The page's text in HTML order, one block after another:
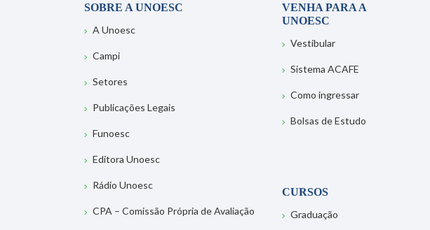
SOBRE A UNOESC
A Unoesc
Campi
Setores
Publicações Legais
Funoesc
Editora Unoesc
Rádio Unoesc
CPA – Comissão Própria de Avaliação
VENHA PARA A
UNOESC
Vestibular
Sistema ACAFE
Como ingressar
Bolsas de Estudo
CURSOS
Graduação